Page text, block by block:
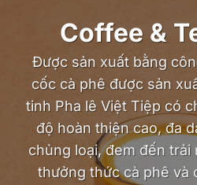
Coffee &
Được sản xuất bằng
cốc cà phê được sản
tinh Pha lê Việt Tiệp có
độ hoàn thiện cao, đa
chủng loại, đem đến
thưởng thức cà phê và